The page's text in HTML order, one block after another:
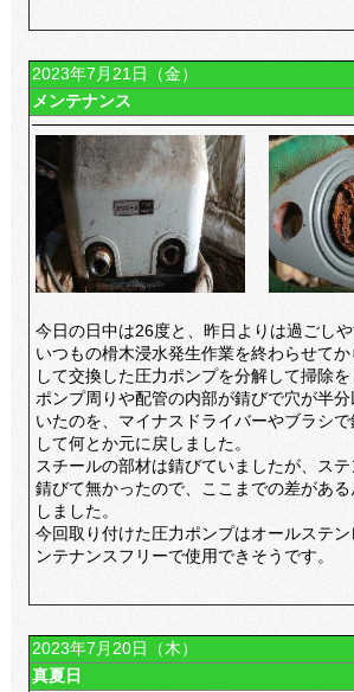
2023年7月21日（金）
メンテナンス
今日の日中は26度と、昨日よりは過ごしや
いつもの榾木浸水発生作業を終わらせて
して交換した圧力ポンプを分解して掃除を
ポンプ周りや配管の内部が錆びで穴が半
いたのを、マイナスドライバーやブラシで
して何とか元に戻しました。
スチールの部材は錆びていましたが、ステ
錆びて無かったので、ここまでの差があ
しました。
今回取り付けた圧力ポンプはオールステ
ンテナンスフリーで使用できそうです。
2023年7月20日（木）
真夏日